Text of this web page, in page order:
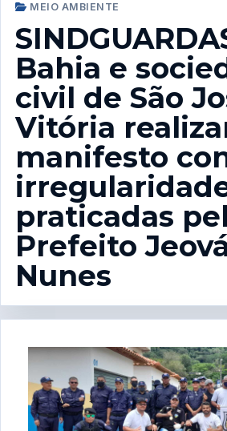
MEIO AMBIENTE
Bahia e
civil de São
Vitória
manifesto
praticadas
Prefeito
Nunes